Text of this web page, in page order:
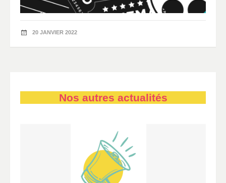
20 JANVIER 2022
Nos autres actualités